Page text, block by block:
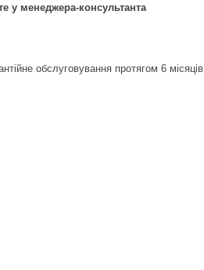
у менеджера-консультанта
обслуговування протягом 6 місяців.